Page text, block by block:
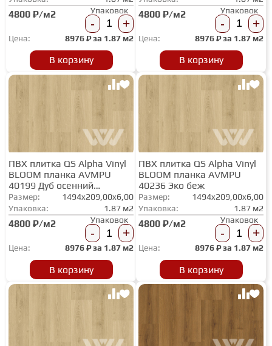
4800 ₽/м2 Упаковок
- +
Цена: 8976₽ за 1.87 м2
В корзину
4800 ₽/м2 Упаковок
- +
Цена: 8976₽ за 1.87 м2
В корзину
ПВХ плитка QS Alpha Vinyl
BLOOM планка AVMPU
40199 Дуб осенний
шоколадный
Размер:
1494x209,00x6,00
Упаковка:
1.87 м2
4800 ₽/м2 Упаковок
- +
Цена: 8976₽ за 1.87 м2
В корзину
ПВХ плитка QS Alpha Vinyl
BLOOM планка AVMPU
40236 Эко беж
Размер:
1494x209,00x6,00
Упаковка:
1.87 м2
4800 ₽/м2 Упаковок
- +
Цена: 8976₽ за 1.87 м2
В корзину